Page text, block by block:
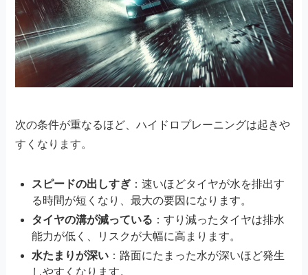
次の条件が重なるほど、ハイドロプレーニングは起きや
すくなります。
スピードの出しすぎ ：速いほどタイヤが水を排出す
る時間が短くなり、最大の要因になります。
タイヤの溝が減っている ：すり減ったタイヤは排水
能力が低く、リスクが大幅に高まります。
水たまりが深い ：路面にたまった水が深いほど発生
しやすくなります。